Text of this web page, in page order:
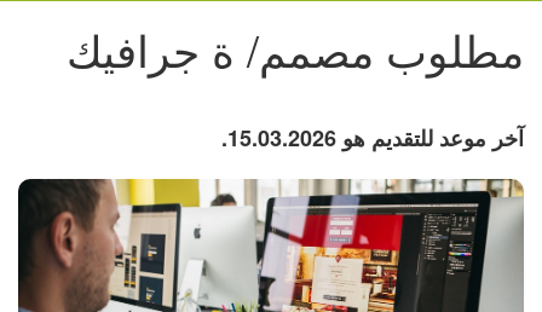
مطلوب مصمم/ ة جرافيك
آخر موعد للتقديم هو 15.03.2026.